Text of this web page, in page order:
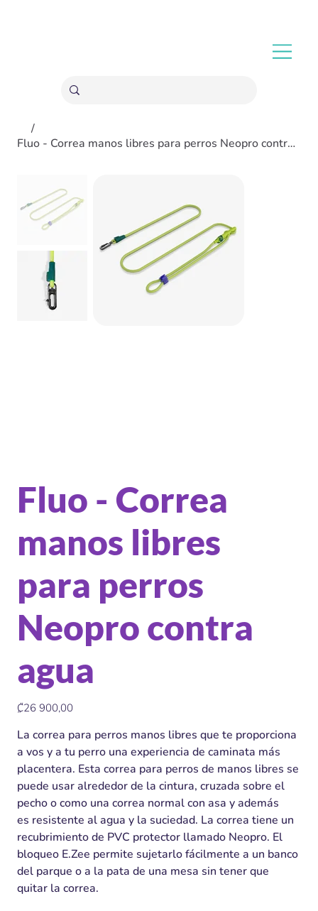
/
Fluo - Correa manos libres para perros Neopro contra agua
Fluo - Correa
manos libres
para perros
Neopro contra
agua
Precio
₡26 900,00
La correa para perros manos libres que te proporciona
a vos y a tu perro una experiencia de caminata más
placentera. Esta correa para perros de manos libres se
puede usar alrededor de la cintura, cruzada sobre el
pecho o como una correa normal con asa y además
es resistente al agua y la suciedad. La correa tiene un
recubrimiento de PVC protector llamado Neopro. El
bloqueo E.Zee permite sujetarlo fácilmente a un banco
del parque o a la pata de una mesa sin tener que
quitar la correa.